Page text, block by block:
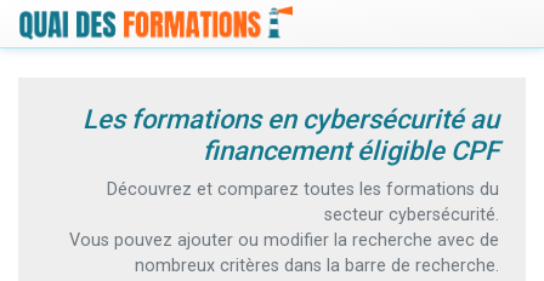
Les formations en cybersécurité au
financement éligible CPF
Découvrez et comparez toutes les formations du
secteur cybersécurité.
Vous pouvez ajouter ou modifier la recherche avec de
nombreux critères dans la barre de recherche.